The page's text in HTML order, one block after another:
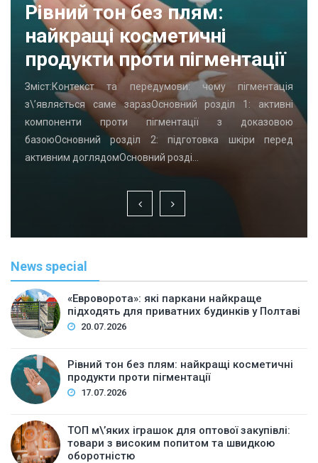
Рівний тон без плям:
найкращі косметичні
продукти проти пігментації
Зміст:Контекст та передумови: чому пігментація
з\’являється саме заразОсновний розділ 1: активні
компоненти проти пігментації з доказовою
базоюОсновний розділ 2: підготовка шкіри перед
активним доглядомОсновний розді…
News special
«Евроворота»: які паркани найкраще
підходять для приватних будинків у Полтаві
20.07.2026
Рівний тон без плям: найкращі косметичні
продукти проти пігментації
17.07.2026
ТОП м\’яких іграшок для оптової закупівлі:
товари з високим попитом та швидкою
оборотністю